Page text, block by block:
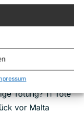
in Libyen
der
Tötung? 11 Tote
vor Malta